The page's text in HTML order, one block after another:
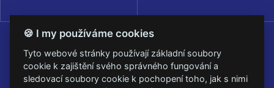
🍪 I my používáme cookies
Tyto webové stránky používají základní soubory
cookie k zajištění svého správného fungování a
sledovací soubory cookie k pochopení toho, jak s nimi